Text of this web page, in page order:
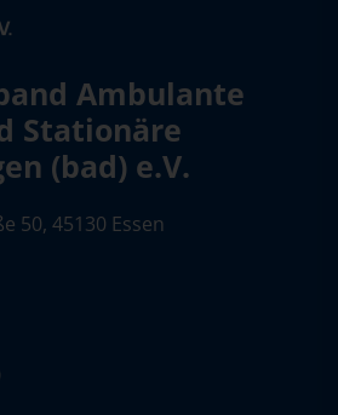
Ambulante
Stationäre
(bad) e.V.
50, 45130 Essen